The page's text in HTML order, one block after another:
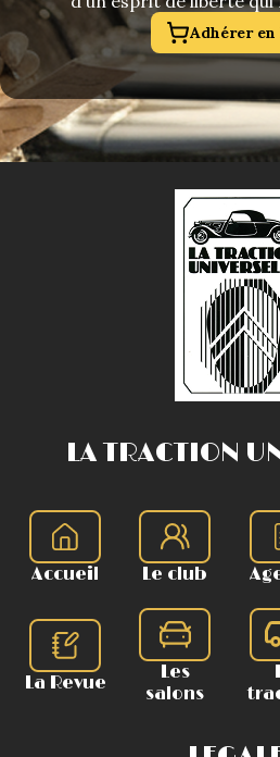
Adhérer
LA TRACTION
Accueil Le club
La Revue
Les
salons